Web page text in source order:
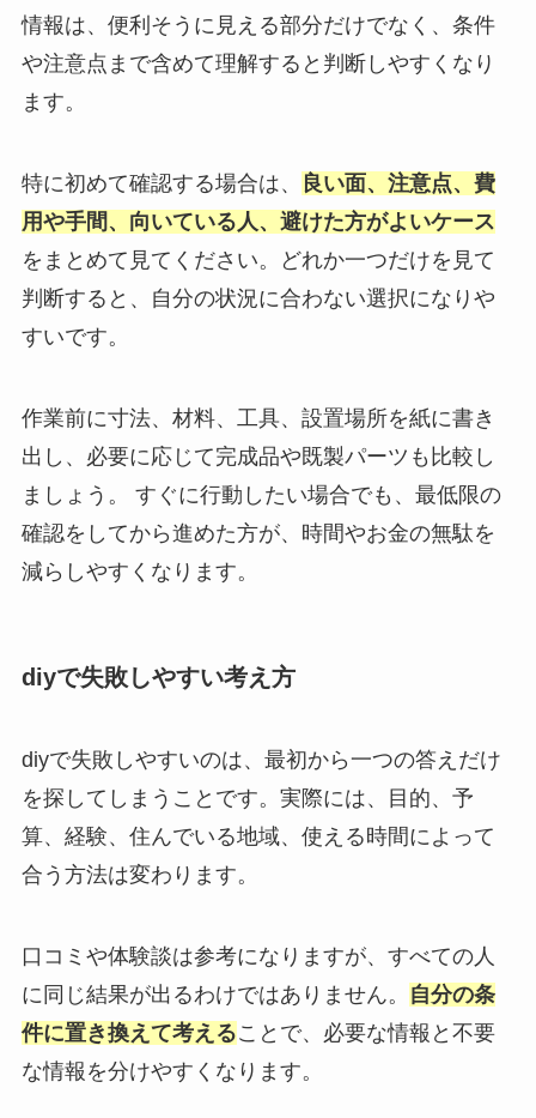
情報は、便利そうに見える部分だけでなく、条件
や注意点まで含めて理解すると判断しやすくなり
ます。
特に初めて確認する場合は、
良い面、注意点、費
用や手間、向いている人、避けた方がよいケース
をまとめて見てください。どれか一つだけを見て
判断すると、自分の状況に合わない選択になりや
すいです。
作業前に寸法、材料、工具、設置場所を紙に書き
出し、必要に応じて完成品や既製パーツも比較し
ましょう。 すぐに行動したい場合でも、最低限の
確認をしてから進めた方が、時間やお金の無駄を
減らしやすくなります。
diyで失敗しやすい考え方
diyで失敗しやすいのは、最初から一つの答えだけ
を探してしまうことです。実際には、目的、予
算、経験、住んでいる地域、使える時間によって
合う方法は変わります。
口コミや体験談は参考になりますが、すべての人
に同じ結果が出るわけではありません。
自分の条
件に置き換えて考えることで、必要な情報と不要
な情報を分けやすくなります。